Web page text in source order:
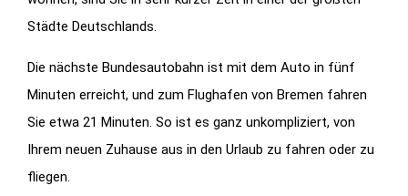
Städte Deutschlands.
Die nächste Bundesautobahn ist mit dem Auto in fünf
Minuten erreicht, und zum Flughafen von Bremen fahren
Sie etwa 21 Minuten. So ist es ganz unkompliziert, von
Ihrem neuen Zuhause aus in den Urlaub zu fahren oder zu
fliegen.